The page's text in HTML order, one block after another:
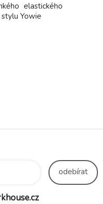
elastického
Yowie
odebírat